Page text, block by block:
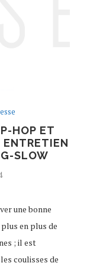
HOP ET
SLOW
une bonne
en plus de
; il est
coulisses de